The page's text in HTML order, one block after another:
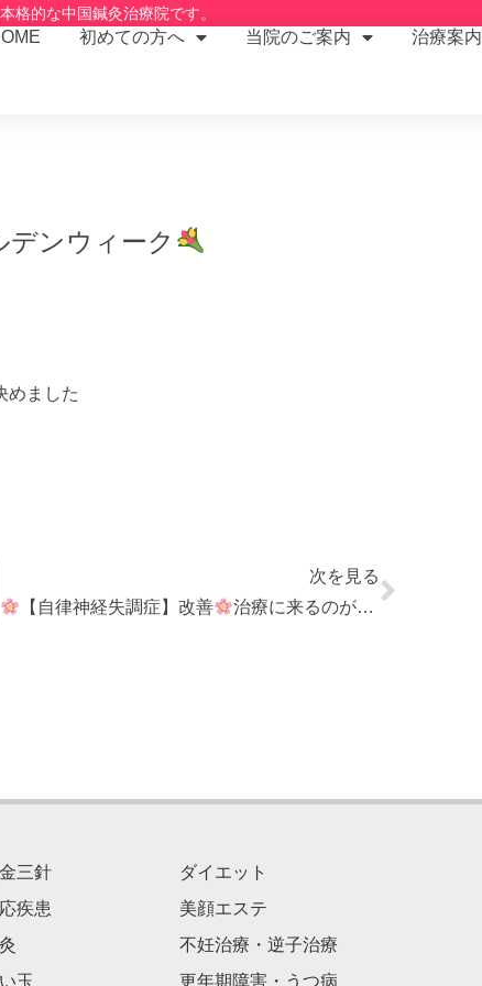
格的な中国鍼灸治療院です。
初めての方へ 当院のご案内 治療案内
デンウィーク
めました
次を見る
【自律神経失調症】改善
治療に来るのが一番の楽しみ
三針
疾患
玉
ダイエット
美顔エステ
不妊治療・逆子治療
更年期障害・うつ病